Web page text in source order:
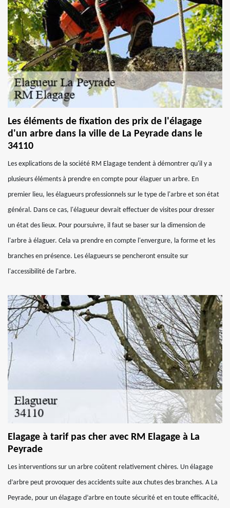
Les éléments de fixation des prix de l'élagage
d'un arbre dans la ville de La Peyrade dans le
34110
Les explications de la société RM Elagage tendent à démontrer qu'il y a
plusieurs éléments à prendre en compte pour élaguer un arbre. En
premier lieu, les élagueurs professionnels sur le type de l'arbre et son état
général. Dans ce cas, l'élagueur devrait effectuer de visites pour dresser
un état des lieux. Pour poursuivre, il faut se baser sur la dimension de
l'arbre à élaguer. Cela va prendre en compte l'envergure, la forme et les
branches en présence. Les élagueurs se pencheront ensuite sur
l'accessibilité de l'arbre.
Elagage à tarif pas cher avec RM Elagage à La
Peyrade
Les interventions sur un arbre coûtent relativement chères. Un élagage
d’arbre peut provoquer des accidents suite aux chutes des branches. A La
Peyrade, pour un élagage d’arbre en toute sécurité et en toute efficacité,